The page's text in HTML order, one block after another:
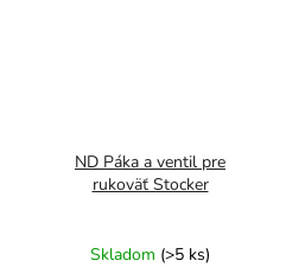
ND Páka a ventil pre
rukoväť Stocker
Skladom (>5 ks)